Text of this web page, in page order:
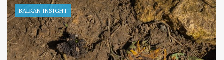
BALKAN INSIGHT